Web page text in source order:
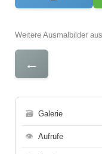
Weitere Ausmalbilder
←
🗃 Galerie
👁 Aufrufe